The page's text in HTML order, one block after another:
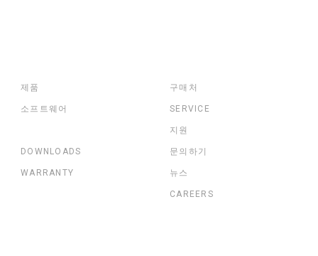
제품
소프트웨어
구매처
SERVICE
지원
DOWNLOADS
WARRANTY
문의하기
뉴스
CAREERS